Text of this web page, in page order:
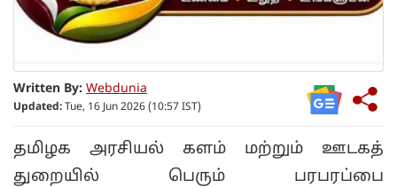
Written By: Webdunia
Updated: Tue, 16 Jun 2026 (10:57 IST)
தமிழக அரசியல் களம் மற்றும் ஊடகத்
துறையில் பெரும் பரபரப்பை